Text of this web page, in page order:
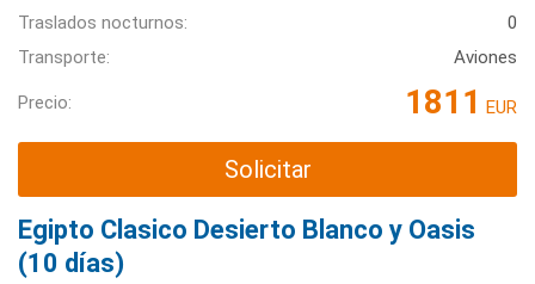
Traslados nocturnos:
0
Transporte:
Aviones
Precio: 1811 EUR
Solicitar
Egipto Clasico Desierto Blanco y Oasis
(10 días)